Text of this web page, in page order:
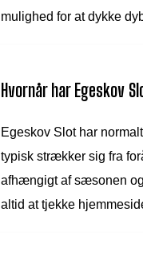
mulighed for at dykke
Hvornår har Egeskov
Egeskov Slot har
typisk strækker sig fra
afhængigt af sæsonen
altid at tjekke